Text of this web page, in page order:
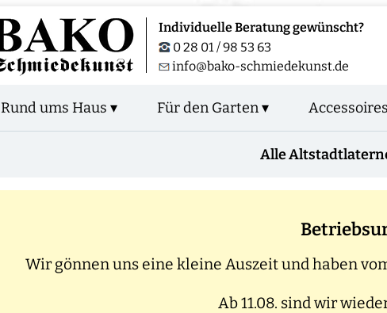
Individuelle Beratung gewünscht?
0 28 01 / 98 53 63
info@bako-schmiedekunst.de
Rund ums Haus ▾ Für den Garten ▾
Alle
Wir gönnen uns eine kleine Auszeit und haben
Ab 11.08. sind wir